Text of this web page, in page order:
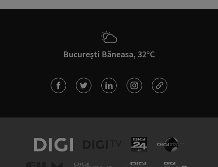
București Băneasa, 32°C